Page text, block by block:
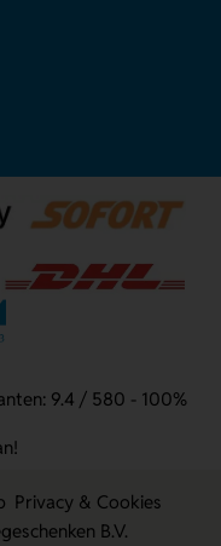
9.4 / 580 - 100%
Privacy & Cookies
B.V.